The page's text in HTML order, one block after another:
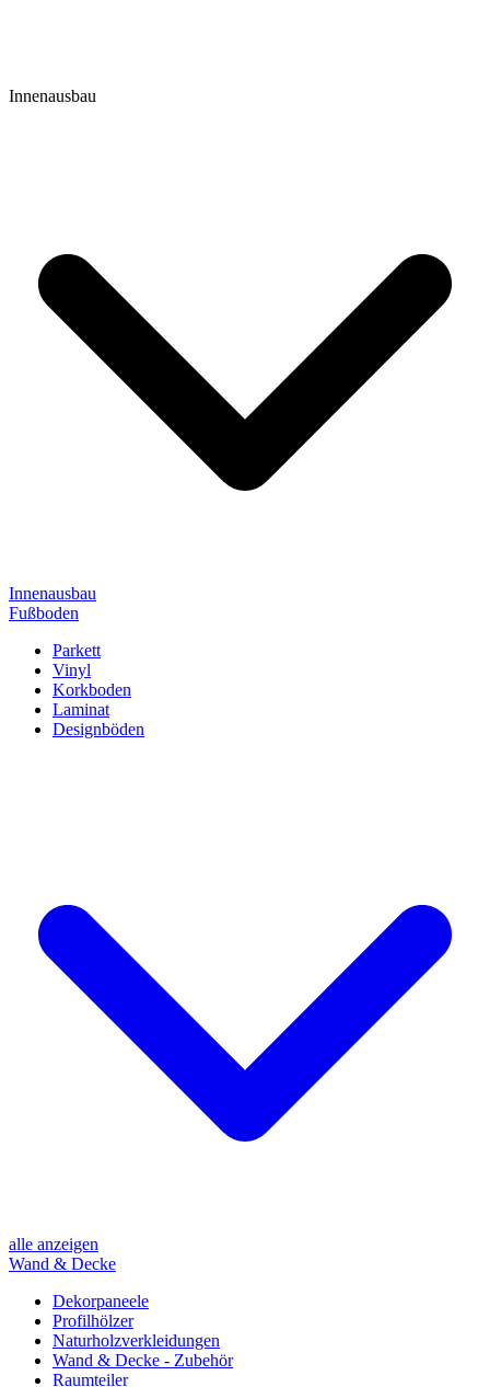
Innenausbau
Innenausbau
Fußboden
Parkett
Vinyl
Korkboden
Laminat
Designböden
alle anzeigen
Wand & Decke
Dekorpaneele
Profilhölzer
Naturholzverkleidungen
Wand & Decke - Zubehör
Raumteiler